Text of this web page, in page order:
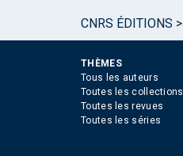
CNRS ÉDITIONS >
THÈMES
Tous les auteurs
Toutes les collections
Toutes les revues
Toutes les séries